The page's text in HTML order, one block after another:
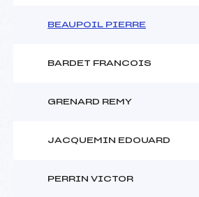
BEAUPOIL PIERRE
BARDET FRANCOIS
GRENARD REMY
JACQUEMIN EDOUARD
PERRIN VICTOR